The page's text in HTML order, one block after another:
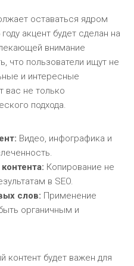
оставаться ядром
акцент будет сделан на
внимание
что пользователи ищут не
и интересные
вас не только
подхода.
Видео, инфографика и
Копирование не
в SEO.
слов: Применение
органичным и
контент будет важен для